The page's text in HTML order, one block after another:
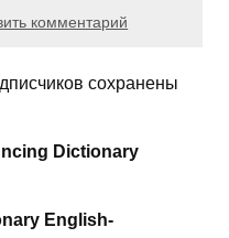
комментарий
сохранены
Dictionary
English-